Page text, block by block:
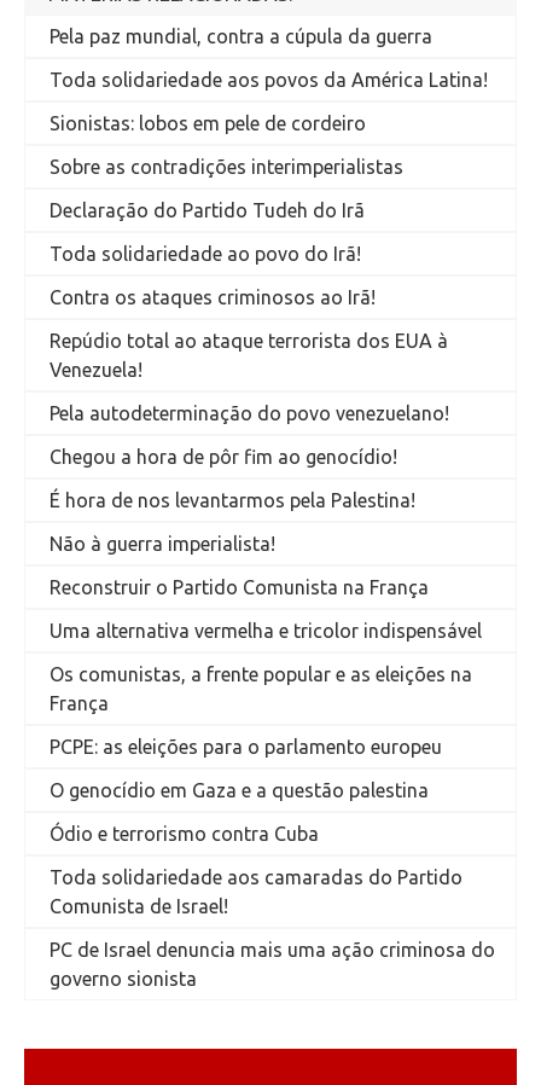
Pela paz mundial, contra a cúpula da guerra
Toda solidariedade aos povos da América Latina!
Sionistas: lobos em pele de cordeiro
Sobre as contradições interimperialistas
Declaração do Partido Tudeh do Irã
Toda solidariedade ao povo do Irã!
Contra os ataques criminosos ao Irã!
Repúdio total ao ataque terrorista dos EUA à
Venezuela!
Pela autodeterminação do povo venezuelano!
Chegou a hora de pôr fim ao genocídio!
É hora de nos levantarmos pela Palestina!
Não à guerra imperialista!
Reconstruir o Partido Comunista na França
Uma alternativa vermelha e tricolor indispensável
Os comunistas, a frente popular e as eleições na
França
PCPE: as eleições para o parlamento europeu
O genocídio em Gaza e a questão palestina
Ódio e terrorismo contra Cuba
Toda solidariedade aos camaradas do Partido
Comunista de Israel!
PC de Israel denuncia mais uma ação criminosa do
governo sionista